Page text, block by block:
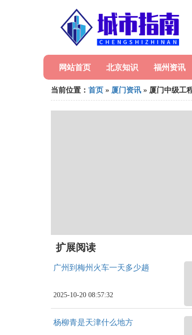
网站首页 北京知识 福州资讯
当前位置： 首页 » 厦门资讯 » 厦门中级工
扩展阅读
广州到梅州火车一天多少趟
2025-10-20 08:57:32
杨柳青是天津什么地方